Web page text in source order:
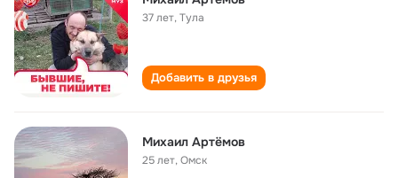
37 лет,Тула
Добавить в друзья
Михаил Артёмов
25 лет,Омск